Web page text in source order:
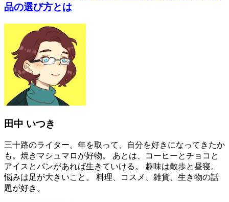
品の選び方とは
田中 いつき
三十路のライター。年を取って、自分を好きになってきたか
も。焼きマシュマロが好物。 あとは、コーヒーとチョコと
アイスとパンがあれば生きていける。 趣味は散歩と昼寝。
悩みは足が大きいこと。 料理、コスメ、雑貨、生き物の話
題が好き。